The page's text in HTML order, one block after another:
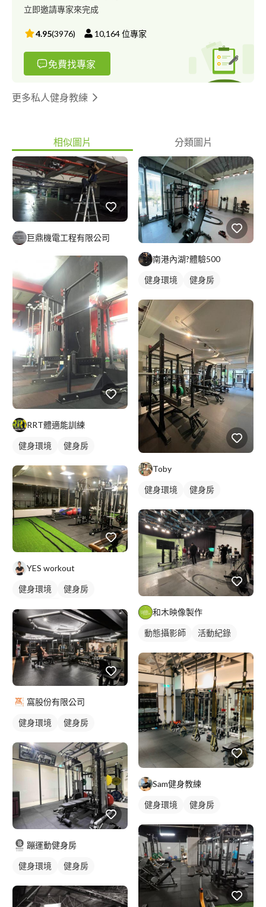
立即邀請專家來完成
4.95(3976) 10,164位專家
免費找專家
更多私人健身教練
相似圖片 分類圖片
巨鼎機電工程有限公司
RRT體適能訓練
健身環境 健身房
YES workout
健身環境
健身房
窩股份有限公司
健身環境 健身房
蹦運動健身房
健身環境 健身房
南港內湖?️體驗500
健身環境 健身房
Toby
健身環境 健身房
和木映像製作
動態攝影師 活動紀錄
Sam健身教練
健身環境 健身房